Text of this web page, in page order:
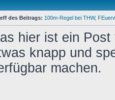
des Beitrags: 100m-Regel bei THW,
hier ist ein
knapp und
machen.